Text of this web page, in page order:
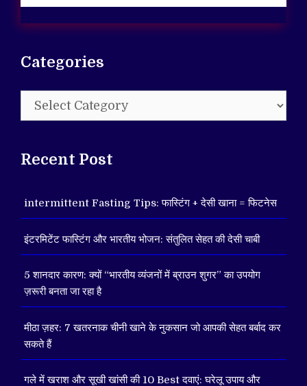
Categories
Categories
Recent Post
intermittent Fasting Tips: फास्टिंग + देसी खाना = फिटनेस
इंटरमिटेंट फास्टिंग और भारतीय भोजन: संतुलित सेहत की देसी चाबी
5 शानदार कारण: क्यों “भारतीय व्यंजनों में ब्राउन शुगर” का उपयोग
ज़रूरी बनता जा रहा है
मीठा ज़हर: 7 खतरनाक चीनी खाने के नुकसान जो आपकी सेहत बर्बाद कर
सकते हैं
गले में खराश और सूखी खांसी की 10 Best दवाएं: घरेलू उपाय और